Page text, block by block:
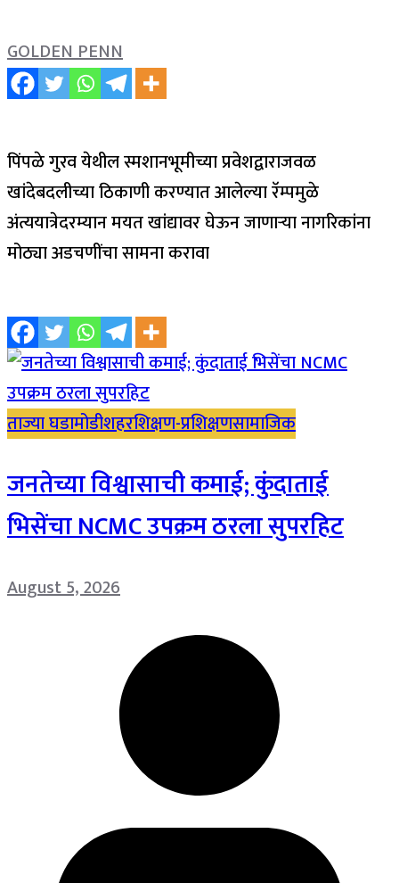
GOLDEN PENN
पिंपळे गुरव येथील स्मशानभूमीच्या प्रवेशद्वाराजवळ
खांदेबदलीच्या ठिकाणी करण्यात आलेल्या रॅम्पमुळे
अंत्ययात्रेदरम्यान मयत खांद्यावर घेऊन जाणाऱ्या नागरिकांना
मोठ्या अडचणींचा सामना करावा
ताज्या घडामोडीशहरशिक्षण-प्रशिक्षणसामाजिक
जनतेच्या विश्वासाची कमाई; कुंदाताई
भिसेंचा NCMC उपक्रम ठरला सुपरहिट
August 5, 2026